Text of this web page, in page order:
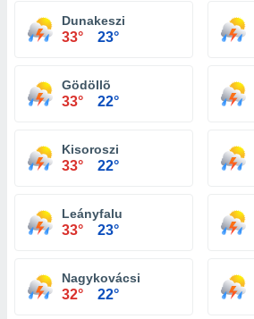
Dunakeszi
33° 23°
Gödöllõ
33° 22°
Kisoroszi
33° 22°
Leányfalu
33° 23°
Nagykovácsi
32° 22°